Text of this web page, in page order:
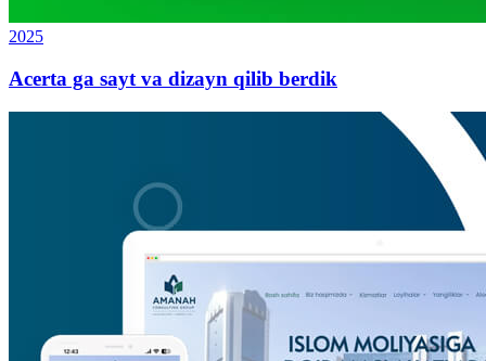
2025
Acerta ga sayt va dizayn qilib berdik